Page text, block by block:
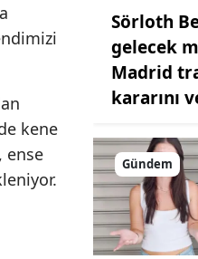
kene
ense
Sörloth
gelecek
Madrid
kararını
Gündem